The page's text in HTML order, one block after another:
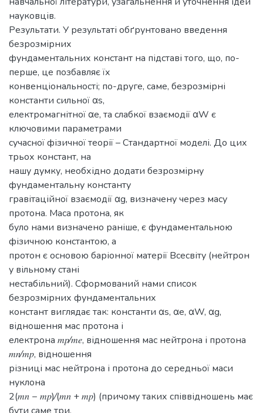
науковців.
Результати. У результаті обґрунтовано введення
безрозмірних
фундаментальних констант на підставі того, що, по-
перше, це позбавляє їх
конвенціональності; по-друге, саме, безрозмірні
константи сильної αs,
електромагнітної αe, та слабкої взаємодії αW є
ключовими параметрами
сучасної фізичної теорії – Стандартної моделі. До цих
трьох констант, на
нашу думку, необхідно додати безрозмірну
фундаментальну константу
гравітаційної взаємодії αg, визначену через масу
протона. Маса протона, як
було нами визначено раніше, є фундаментальною
фізичною константою, а
протон є основою баріонної матерії Всесвіту (нейтрон
у вільному стані
нестабільний). Сформований нами список
безрозмірних фундаментальних
констант виглядає так: константи αs, αe, αW, αg,
відношення мас протона і
електрона 𝑚𝑝⁄𝑚𝑒, відношення мас нейтрона і протона
𝑚𝑛⁄𝑚𝑝, відношення
різниці мас нейтрона і протона до середньої маси
нуклона
2(𝑚𝑛 − 𝑚𝑝)⁄(𝑚𝑛 + 𝑚𝑝) (причому таких співвідношень має